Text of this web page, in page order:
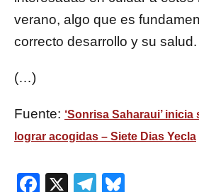
verano, algo que es
correcto desarrollo y su salud.
(…)
Fuente: ‘Sonrisa Saharaui’
lograr acogidas – Siete Dias Yecla
Facebook
X Telegram